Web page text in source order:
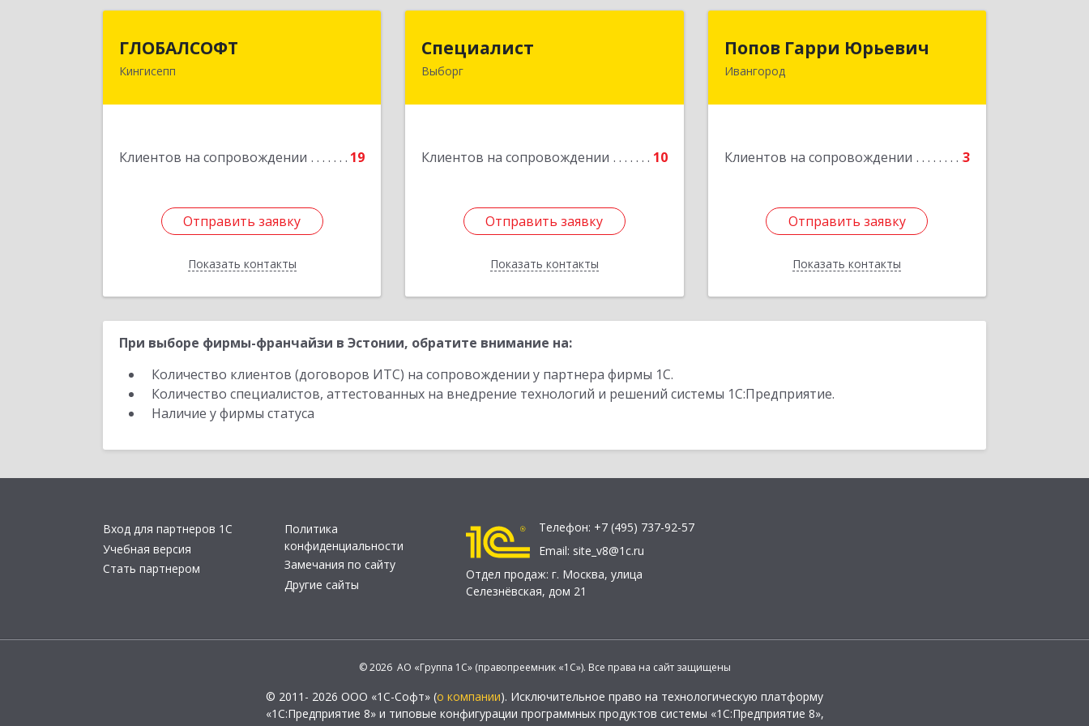
ГЛОБАЛСОФТ
Кингисепп
Клиентов на сопровождении 19
Отправить заявку
Показать контакты
Подробнее
Отправить заявку
Назад
Специалист
Выборг
Клиентов на сопровождении 10
Отправить заявку
Показать контакты
Подробнее
Отправить заявку
Назад
Попов Гарри Юрьевич
Ивангород
Клиентов на сопровождении 3
Отправить заявку
Показать контакты
Отправить заявку
Назад
При выборе фирмы-франчайзи в Эстонии, обратите внимание на:
Количество клиентов (договоров ИТС) на сопровождении у партнера фирмы 1С.
Количество специалистов, аттестованных на внедрение технологий и решений системы 1С:Предприятие.
Наличие у фирмы статуса
Вход для партнеров 1С
Учебная версия
Стать партнером
Политика
конфиденциальности
Замечания по сайту
Другие сайты
Телефон: +7 (495) 737-92-57
Email: site_v8@1c.ru
Отдел продаж: г. Москва, улица
Селезнёвская, дом 21
© 2026 АО «Группа 1С» (правопреемник «1С»). Все права на сайт защищены
© 2011- 2026 ООО «1С-Софт» (о компании). Исключительное право на технологическую платформу
«1С:Предприятие 8» и типовые конфигурации программных продуктов системы «1С:Предприятие 8»,